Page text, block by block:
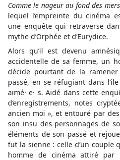
Comme le nageur au fond des mers
lequel l’empreinte du cinéma
une enquête qui retraverse
mythe d’Orphée et d’Eurydice.
Alors qu’il est devenu
accidentelle de sa femme, un
décide pourtant de la
passé, en se réfugiant dans
aimé· e· s. Aidé dans cette
d’enregistrements, notes
ancien moi », et entouré par
son insu des personnages de
éléments de son passé et
fut la sienne : celle d’un couple
homme de cinéma attiré par